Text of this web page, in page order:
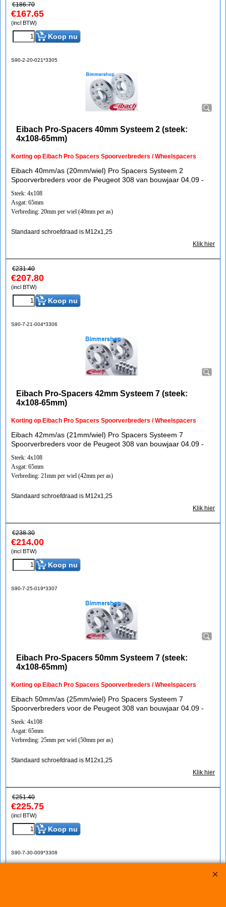
€186.70
€167.65
(incl BTW)
Koop nu
S90-2-20-021*3305
Eibach Pro-Spacers 40mm Systeem 2 (steek:
4x108-65mm)
Korting op Eibach Pro Spacers Spoorverbreders / Wheelspacers
Eibach 40mm/as (20mm/wiel) Pro Spacers Systeem 2
Spoorverbreders voor de Peugeot 308 van bouwjaar 04.09 -
Steek: 4x108
Asgat: 65mm
Verbreding: 20mm per wiel (40mm per as)
Standaard schroefdraad is M12x1,25
Klik hier
€231.40
€207.80
(incl BTW)
Koop nu
S90-7-21-004*3306
Eibach Pro-Spacers 42mm Systeem 7 (steek:
4x108-65mm)
Korting op Eibach Pro Spacers Spoorverbreders / Wheelspacers
Eibach 42mm/as (21mm/wiel) Pro Spacers Systeem 7
Spoorverbreders voor de Peugeot 308 van bouwjaar 04.09 -
Steek: 4x108
Asgat: 65mm
Verbreding: 21mm per wiel (42mm per as)
Standaard schroefdraad is M12x1,25
Klik hier
€238.30
€214.00
(incl BTW)
Koop nu
S90-7-25-019*3307
Eibach Pro-Spacers 50mm Systeem 7 (steek:
4x108-65mm)
Korting op Eibach Pro Spacers Spoorverbreders / Wheelspacers
Eibach 50mm/as (25mm/wiel) Pro Spacers Systeem 7
Spoorverbreders voor de Peugeot 308 van bouwjaar 04.09 -
Steek: 4x108
Asgat: 65mm
Verbreding: 25mm per wiel (50mm per as)
Standaard schroefdraad is M12x1,25
Klik hier
€251.40
€225.75
(incl BTW)
Koop nu
S90-7-30-009*3308